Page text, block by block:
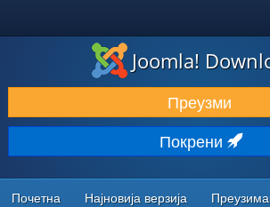
ПРЕУЗИМАЊЕ И ПРОШИРЕЊА (ЕКСТЕНЗИЈЕ)
ОТКРИЈТЕ И НАУЧИТЕ
ЗАЈЕДНИЦА И ПОДРШКА
РЕСУРСИ ЗА РАЗВОЈ
Joomla!
Преузми
Покрени
Почетна Најновија верзија